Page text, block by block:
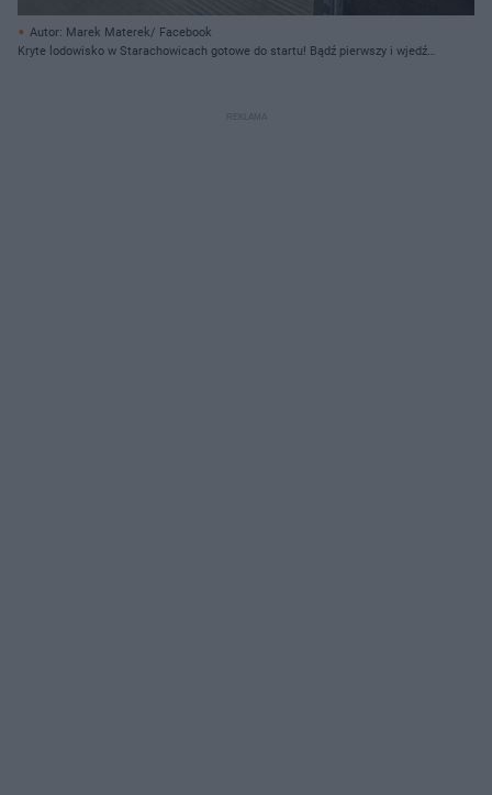
Autor: Marek Materek/ Facebook
Kryte lodowisko w Starachowicach gotowe do startu! Bądź pierwszy i wjedź